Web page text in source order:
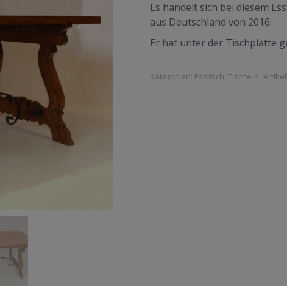
Es handelt sich bei diesem
aus Deutschland von 2016.
Er hat unter der Tischplatte
Kategorien: Esstisch, Tische